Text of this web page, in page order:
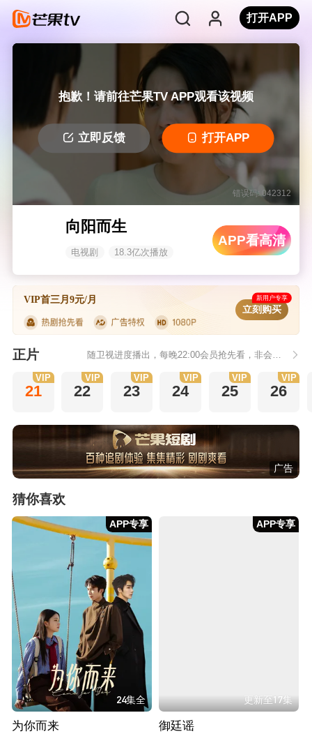
打开APP
抱歉！请前往芒果TV APP观看该视频
立即反馈 打开APP
错误码: 042312
向阳而生
电视剧 18.3亿次播放
APP看高清
VIP首三月9元/月 新用户专享
立刻购买
正片 随卫视进度播出，每晚22:00会员抢先看，非会员次日更新
21
VIP
22
VIP
23
VIP
24
VIP
25
VIP
26
VIP
广告
猜你喜欢
APP专享
24集全
为你而来
APP专享
更新至17集
御廷谣